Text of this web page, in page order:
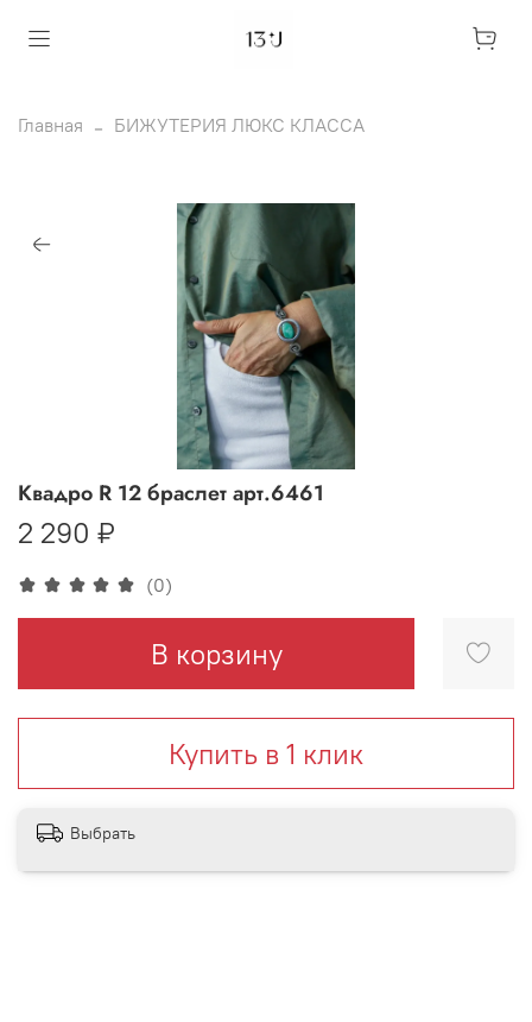
Главная БИЖУТЕРИЯ ЛЮКС КЛАССА
(0)
Квадро R 12 браслет арт.6461
2 290 ₽
В корзину
Купить в 1 клик
Выбрать